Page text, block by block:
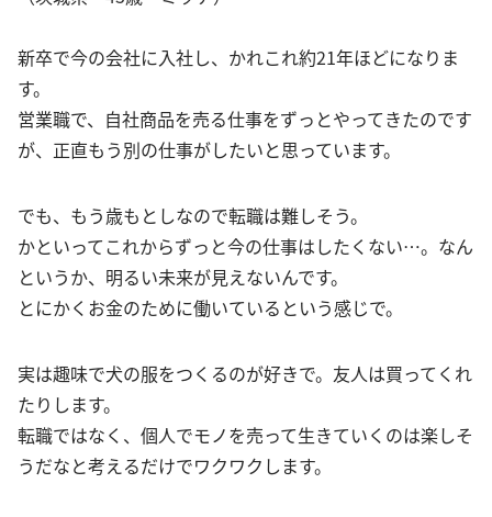
新卒で今の会社に入社し、かれこれ約21年ほどになりま
す。
営業職で、自社商品を売る仕事をずっとやってきたのです
が、正直もう別の仕事がしたいと思っています。
でも、もう歳もとしなので転職は難しそう。
かといってこれからずっと今の仕事はしたくない…。なん
というか、明るい未来が見えないんです。
とにかくお金のために働いているという感じで。
実は趣味で犬の服をつくるのが好きで。友人は買ってくれ
たりします。
転職ではなく、個人でモノを売って生きていくのは楽しそ
うだなと考えるだけでワクワクします。